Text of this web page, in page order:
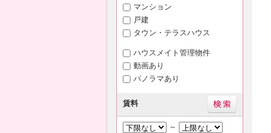
マンション
戸建
タウン・テラスハウス
ハウスメイト管理物件
動画あり
パノラマあり
賃料
～